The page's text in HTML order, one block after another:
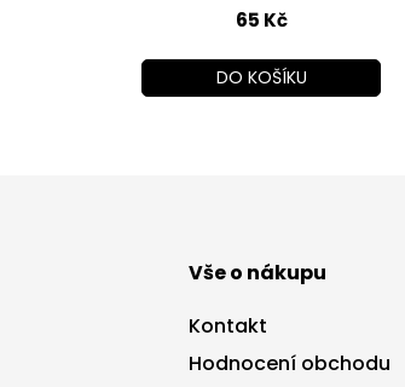
65 Kč
DO KOŠÍKU
Vše o nákupu
Kontakt
Hodnocení obchodu